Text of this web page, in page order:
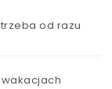
od razu